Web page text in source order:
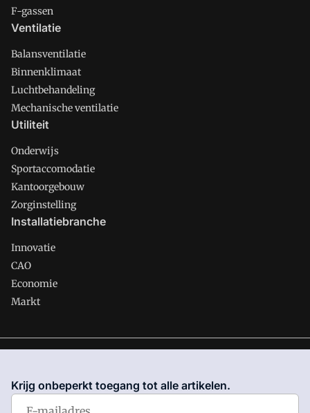
F-gassen
Ventilatie
Balansventilatie
Binnenklimaat
Luchtbehandeling
Mechanische ventilatie
Utiliteit
Onderwijs
Sportaccomodatie
Kantoorgebouw
Zorginstelling
Installatiebranche
Innovatie
CAO
Economie
Markt
waar VMN media voor staat. Op gebruik van deze site zijn de
volgende regelingen van toepassing:Algemene Voorwaarden
Krijg onbeperkt toegang tot alle artikelen.